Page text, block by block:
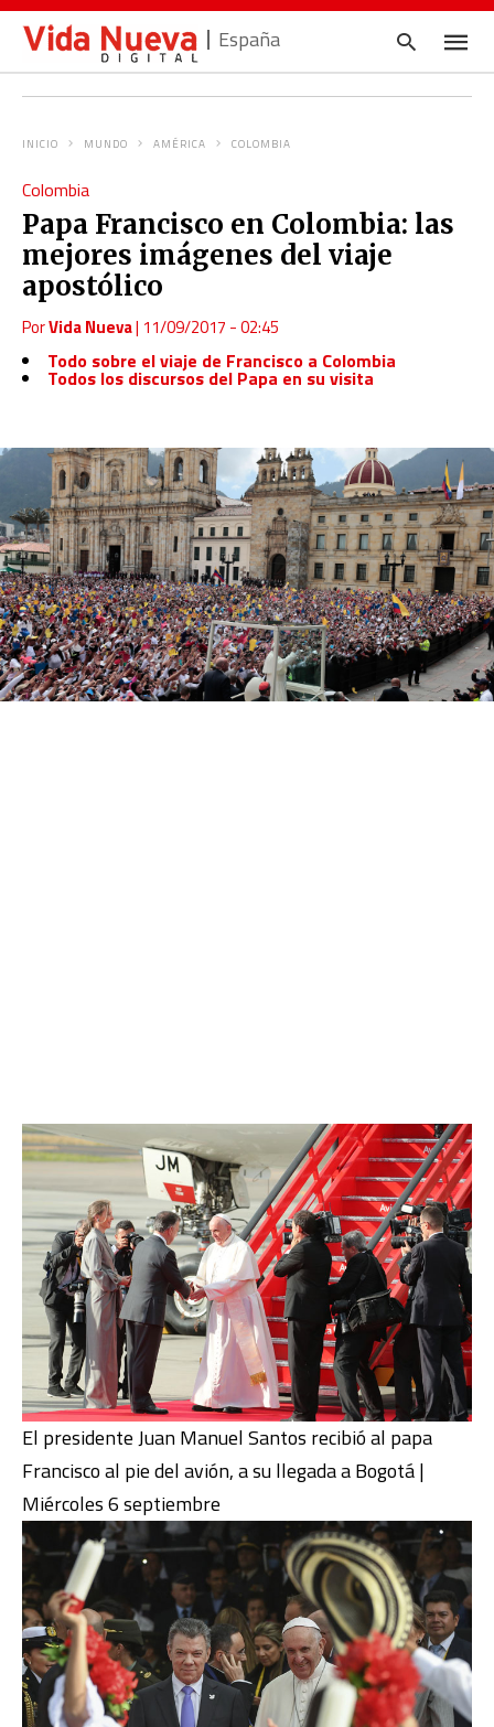
España
y
INICIO MUNDO AMÉRICA COLOMBIA
Colombia
Papa Francisco en Colombia: las
mejores imágenes del viaje
apostólico
PorVida Nueva| 11/09/2017 - 02:45
Todo sobre el viaje de Francisco a Colombia
Todos los discursos del Papa en su visita
El presidente Juan Manuel Santos recibió al papa
Francisco al pie del avión, a su llegada a Bogotá |
Miércoles 6 septiembre